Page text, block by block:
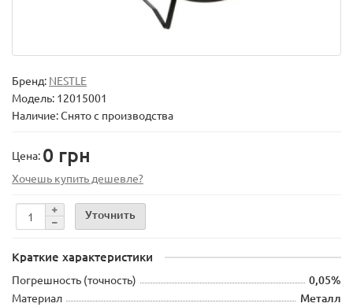
Бренд: NESTLE
Модель: 12015001
Наличие: Снято с производства
Цена: 0 грн
Хочешь купить дешевле?
Уточнить
Краткие характеристики
Погрешность (точность) 0,05%
Материал Металл